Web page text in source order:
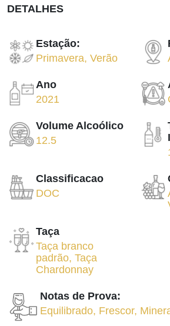
DETALHES
Estação:
Primavera,Verão
Ano
2021
Volume Alcoólico
12.5
Classificacao
DOC
Taça
Taça branco
padrão,Taça
Chardonnay
Notas de Prova:
Equilibrado, Frescor,